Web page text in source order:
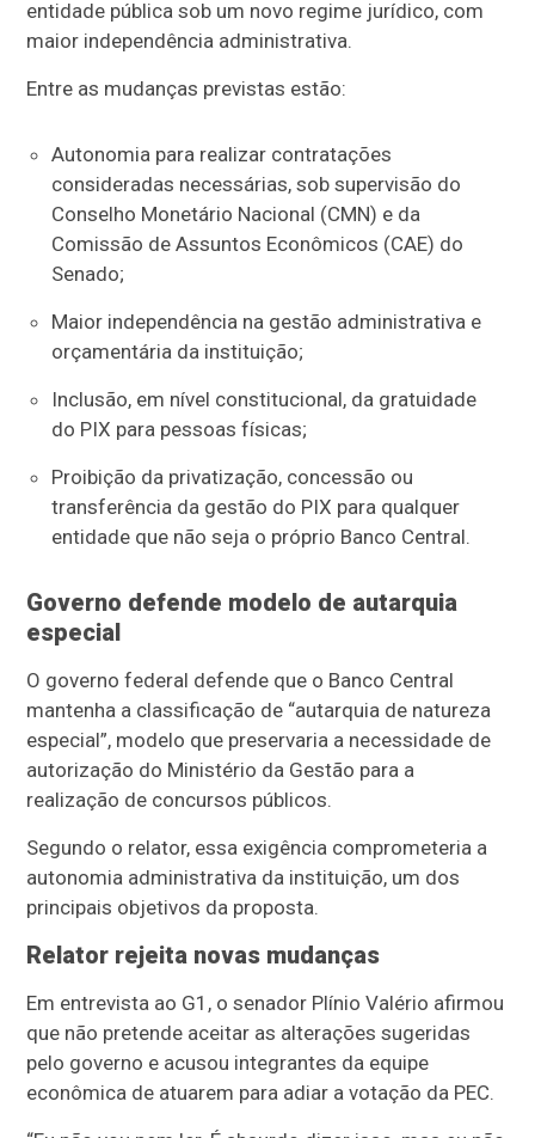
entidade pública sob um novo regime jurídico, com
maior independência administrativa.
Entre as mudanças previstas estão:
Autonomia para realizar contratações
consideradas necessárias, sob supervisão do
Conselho Monetário Nacional (CMN) e da
Comissão de Assuntos Econômicos (CAE) do
Senado;
Maior independência na gestão administrativa e
orçamentária da instituição;
Inclusão, em nível constitucional, da gratuidade
do PIX para pessoas físicas;
Proibição da privatização, concessão ou
transferência da gestão do PIX para qualquer
entidade que não seja o próprio Banco Central.
Governo defende modelo de autarquia
especial
O governo federal defende que o Banco Central
mantenha a classificação de “autarquia de natureza
especial”, modelo que preservaria a necessidade de
autorização do Ministério da Gestão para a
realização de concursos públicos.
Segundo o relator, essa exigência comprometeria a
autonomia administrativa da instituição, um dos
principais objetivos da proposta.
Relator rejeita novas mudanças
Em entrevista ao G1, o senador Plínio Valério afirmou
que não pretende aceitar as alterações sugeridas
pelo governo e acusou integrantes da equipe
econômica de atuarem para adiar a votação da PEC.